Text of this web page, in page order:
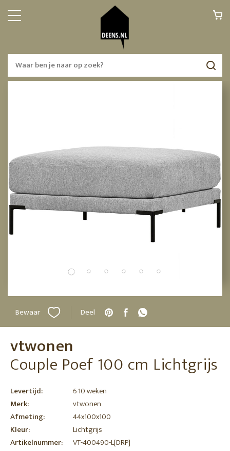
Bewaar Deel
vtwonen
Couple Poef 100 cm Lichtgrijs
Levertijd:
6-10 weken
Merk:
vtwonen
Afmeting:
44x100x100
Kleur:
Lichtgrijs
Artikelnummer:
VT-400490-L[DRP]